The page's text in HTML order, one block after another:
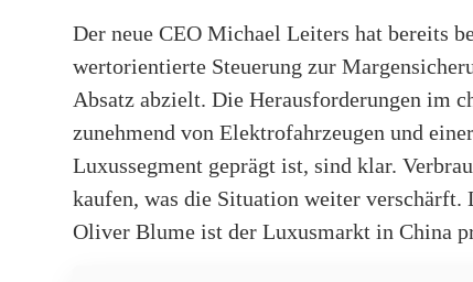
Der neue CEO Michael Leiters hat bereits
wertorientierte Steuerung zur
Absatz abzielt. Die Herausforderungen im
zunehmend von Elektrofahrzeugen und
Luxussegment geprägt ist, sind klar.
kaufen, was die Situation weiter verschärft.
Oliver Blume ist der Luxusmarkt in China